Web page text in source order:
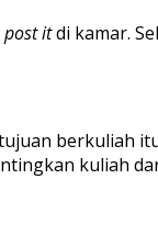
post itdi kamar.
berkuliah
kuliah